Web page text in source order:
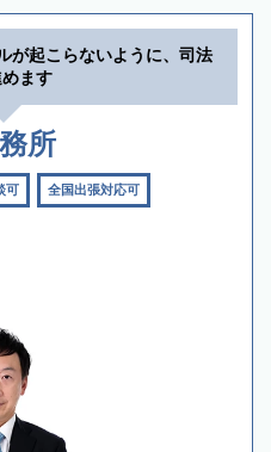
が起こらないように、司法
ます
所
可 全国出張対応可